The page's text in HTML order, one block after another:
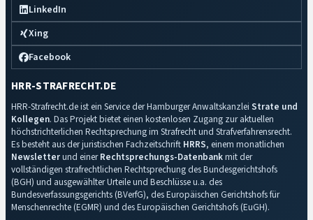
LinkedIn
Xing
Facebook
HRR-STRAFRECHT.DE
HRR-Strafrecht.de ist ein Service der Hamburger Anwaltskanzlei Strate und
Kollegen. Das Projekt bietet einen kostenlosen Zugang zur aktuellen
höchstrichterlichen Rechtsprechung im Strafrecht und Strafverfahrensrecht.
Es besteht aus der juristischen Fachzeitschrift HRRS, einem monatlichen
Newsletterund einerRechtsprechungs-Datenbankmit der
vollständigen strafrechtlichen Rechtsprechung des Bundesgerichtshofs
(BGH) und ausgewählter Urteile und Beschlüsse u.a. des
Bundesverfassungsgerichts (BVerfG), des Europäischen Gerichtshofs für
Menschenrechte (EGMR) und des Europäischen Gerichtshofs (EuGH).